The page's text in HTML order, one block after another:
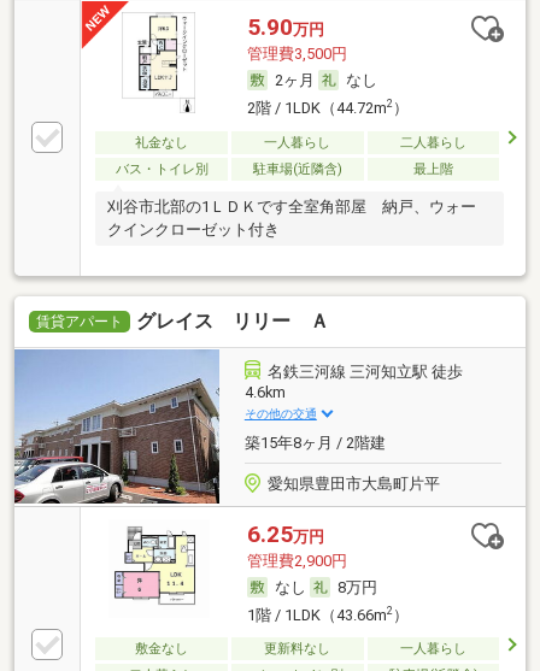
5.90万円
管理費3,500円
2ヶ月
なし
2階 / 1LDK（44.72m2）
礼金なし 一人暮らし
二人暮らし
バス・トイレ別
駐車場(近隣含) 最上階
刈谷市北部の1ＬＤＫです全室角部屋 納戸、ウォー
クインクローゼット付き
賃貸アパート グレイス リリー Ａ
名鉄三河線 三河知立駅 徒歩
4.6km
その他の交通
築15年8ヶ月 / 2階建
愛知県豊田市大島町片平
6.25万円
管理費2,900円
なし
8万円
1階 / 1LDK（43.66m2）
敷金なし 更新料なし
一人暮らし